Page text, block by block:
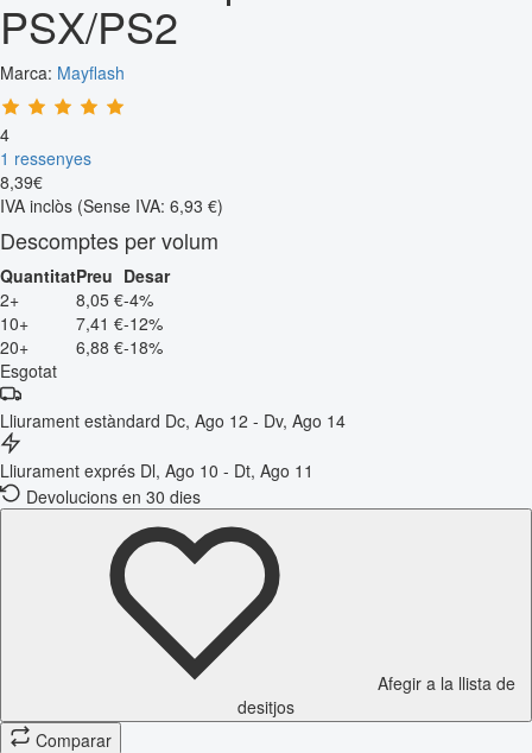
PSX/PS2
Marca: Mayflash
4
1 ressenyes
8,39€
IVA inclòs (Sense IVA: 6,93 €)
Descomptes per volum
QuantitatPreu Desar
2+
8,05 €-4%
10+
7,41 €-12%
20+
6,88 €-18%
Esgotat
Lliurament estàndard Dc, Ago 12 - Dv, Ago 14
Lliurament exprés Dl, Ago 10 - Dt, Ago 11
Devolucions en 30 dies
Afegir a la llista de
desitjos
Comparar